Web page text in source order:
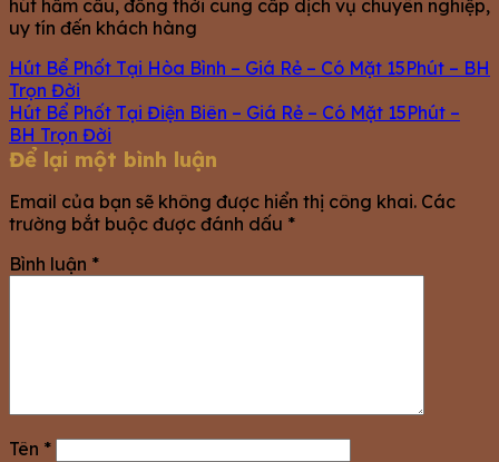
hút hầm cầu, đồng thời cung cấp dịch vụ chuyên nghiệp,
uy tín đến khách hàng
Hút Bể Phốt Tại Hòa Bình – Giá Rẻ – Có Mặt 15Phút – BH
Trọn Đời
Hút Bể Phốt Tại Điện Biên – Giá Rẻ – Có Mặt 15Phút –
BH Trọn Đời
Để lại một bình luận
Email của bạn sẽ không được hiển thị công khai. Các
trường bắt buộc được đánh dấu *
Bình luận *
Tên *